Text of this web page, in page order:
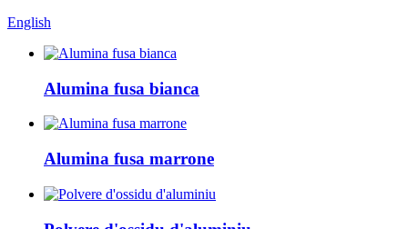
English
Alumina fusa bianca
Alumina fusa marrone